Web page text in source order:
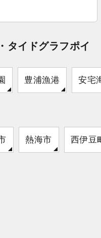
タイドグラフポイ
豊浦漁港 安宅
熱海市 西伊豆